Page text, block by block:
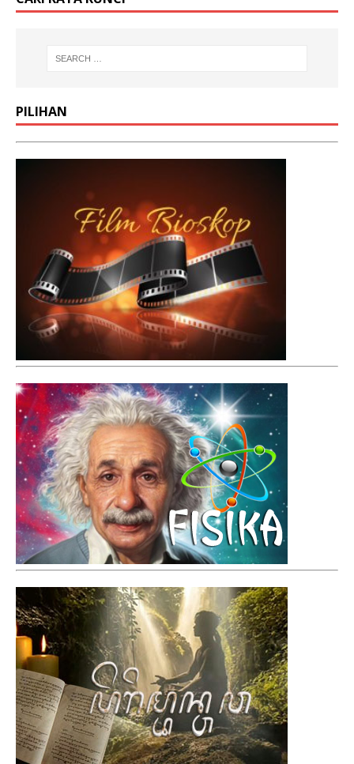
PILIHAN